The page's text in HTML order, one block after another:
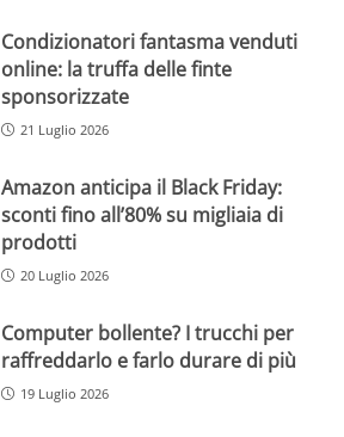
Condizionatori fantasma venduti
online: la truffa delle finte
sponsorizzate
21 Luglio 2026
Amazon anticipa il Black Friday:
sconti fino all’80% su migliaia di
prodotti
20 Luglio 2026
Computer bollente? I trucchi per
raffreddarlo e farlo durare di più
19 Luglio 2026